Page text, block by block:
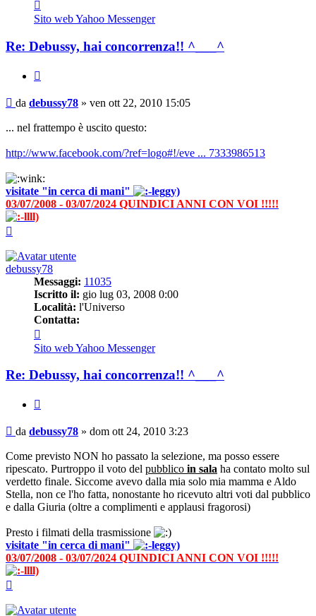
debussy78
Sito webYahoo Messenger
Re: Debussy, hai concorrenza!! ^___^
Messaggio
da debussy78 » ven ott 22, 2010 15:05
... nel frattempo è uscito questo:
http://www.facebook.com/?ref=logo#!/eve ... 7333986513
visitate "in cerca di mani"
03/07/2008 - 03/07/2024 QUINDICI ANNI CON VOI !!!!!
debussy78
Messaggi: 11035
Iscritto il: gio lug 03, 2008 0:00
Località: l'Universo
Contatta:
debussy78
Sito webYahoo Messenger
Re: Debussy, hai concorrenza!! ^___^
Messaggio
da debussy78 » dom ott 24, 2010 3:23
Come previsto NON ho passato la selezione, ma posso essere
ripescato. Purtroppo il voto del pubblico in sala ha contato molto sul
verdetto finale. Siccome avevo dalla mia solo mia mamma e Aldo
Stella, non ce l'ho fatta, nonostante ho ricevuto altri voti dal pubblico
e dalla Giuria (oltre a complimenti e applausi fragorosi)
Presto i filmati della trasmissione
visitate "in cerca di mani"
03/07/2008 - 03/07/2024 QUINDICI ANNI CON VOI !!!!!